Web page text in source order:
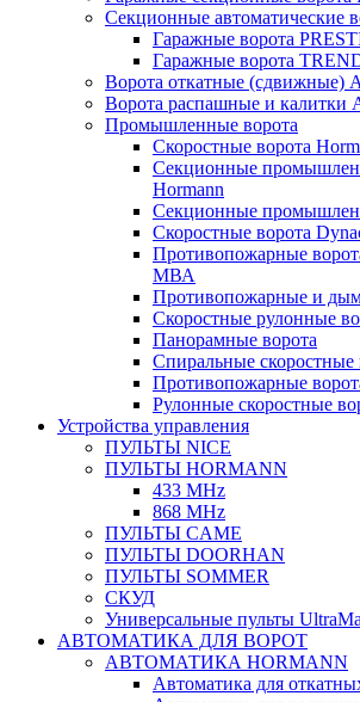
Секционные автоматические
Гаражные ворота
Гаражные ворота
Ворота откатные (сдвижные)
Ворота распашные и калитки
Промышленные ворота
Скоростные ворота
Секционные
Hormann
Секционные
Скоростные ворота
Противопожарные
МВА
Противопожарные и
Скоростные рулонные
Панорамные ворота
Спиральные скоростные
Противопожарные
Рулонные скоростные
Устройства управления
ПУЛЬТЫ NICE
ПУЛЬТЫ HORMANN
433 MHz
868 MHz
ПУЛЬТЫ CAME
ПУЛЬТЫ DOORHAN
ПУЛЬТЫ SOMMER
СКУД
Универсальные пульты
АВТОМАТИКА ДЛЯ ВОРОТ
АВТОМАТИКА HORMANN
Автоматика для